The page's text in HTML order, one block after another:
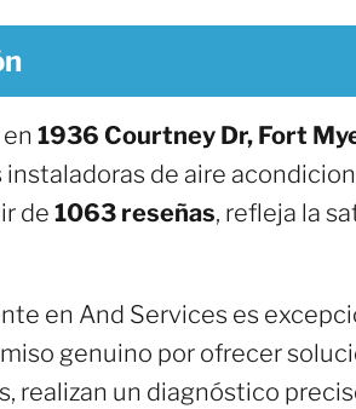
1936 Courtney Dr, Fort
de aire
de 1063 reseñas, refleja la
en And Services es
genuino por ofrecer
realizan un diagnóstico